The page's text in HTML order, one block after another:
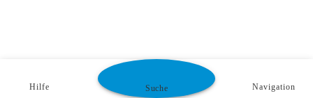
Hilfe Suche Navigation